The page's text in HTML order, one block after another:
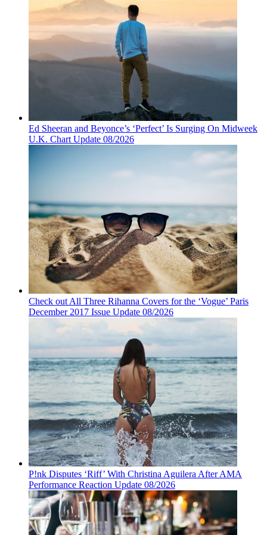
Ed Sheeran and Beyonce’s ‘Perfect’ Is Surging On Midweek
U.K. Chart Update 08/2026
Check out All Three Rihanna Covers for the ‘Vogue’ Paris
December 2017 Issue Update 08/2026
P!nk Disputes ‘Riff’ With Christina Aguilera After AMA
Performance Reaction Update 08/2026